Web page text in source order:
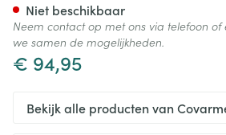
€ 94,95
Niet beschikbaar
Neem contact op met ons via telefoon
we samen de mogelijkheden.
Bekijk alle producten van